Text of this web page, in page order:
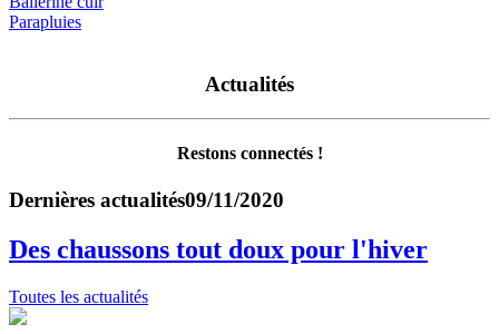
Parapluies
Actualités
Restons connectés !
Dernières actualités09/11/2020
Des chaussons tout doux pour l'hiver
Toutes les actualités